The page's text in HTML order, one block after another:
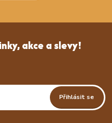
akce a slevy!
Přihlásit se